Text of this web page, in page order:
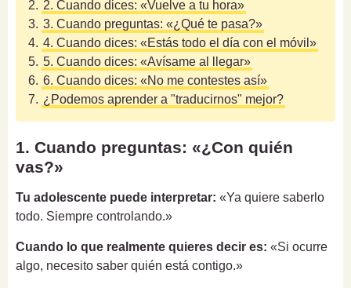
2. 2. Cuando dices: «Vuelve a tu hora»
3. 3. Cuando preguntas: «¿Qué te pasa?»
4. 4. Cuando dices: «Estás todo el día con el móvil»
5. 5. Cuando dices: «Avísame al llegar»
6. 6. Cuando dices: «No me contestes así»
7. ¿Podemos aprender a "traducirnos" mejor?
1. Cuando preguntas: «¿Con quién
vas?»
Tu adolescente puede interpretar: «Ya quiere saberlo
todo. Siempre controlando.»
Cuando lo que realmente quieres decir es: «Si ocurre
algo, necesito saber quién está contigo.»